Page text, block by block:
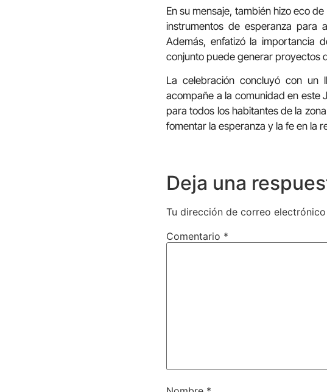
En su mensaje, también hizo eco
instrumentos de esperanza para
Además, enfatizó la importancia
conjunto puede generar proyectos
La celebración concluyó con un
acompañe a la comunidad en este
para todos los habitantes de la
fomentar la esperanza y la fe en la
Deja una
Tu dirección de correo
Comentario *